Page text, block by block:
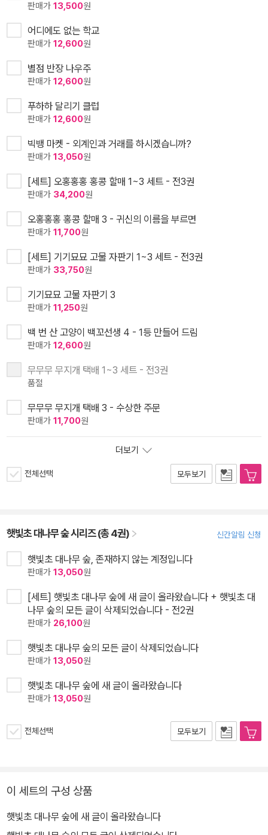
판매가 13,500원
어디에도 없는 학교
판매가 12,600원
별점 반장 나우주
판매가 12,600원
푸하하 달리기 클럽
판매가 12,600원
빅뱅 마켓 - 외계인과 거래를 하시겠습니까?
판매가 13,050원
[세트] 오홍홍홍 홍콩 할매 1~3 세트 - 전3권
판매가 34,200원
오홍홍홍 홍콩 할매 3 - 귀신의 이름을 부르면
판매가 11,700원
[세트] 기기묘묘 고물 자판기 1~3 세트 - 전3권
판매가 33,750원
기기묘묘 고물 자판기 3
판매가 11,250원
백 번 산 고양이 백꼬선생 4 - 1등 만들어 드림
판매가 12,600원
무무무 무지개 택배 1~3 세트 - 전3권
품절
무무무 무지개 택배 3 - 수상한 주문
판매가 11,700원
더보기
전체선택 모두보기
햇빛초 대나무 숲 시리즈 (총 4권) 신간알림 신청
햇빛초 대나무 숲, 존재하지 않는 계정입니다
판매가 13,050원
[세트] 햇빛초 대나무 숲에 새 글이 올라왔습니다 + 햇빛초 대
나무 숲의 모든 글이 삭제되었습니다 - 전2권
판매가 26,100원
햇빛초 대나무 숲의 모든 글이 삭제되었습니다
판매가 13,050원
햇빛초 대나무 숲에 새 글이 올라왔습니다
판매가 13,050원
전체선택 모두보기
이 세트의 구성 상품
햇빛초 대나무 숲에 새 글이 올라왔습니다